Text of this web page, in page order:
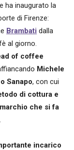
ha inaugurato la
di Firenze:
Brambati dalla
al giorno.
of coffee
Michele
Sanapo, con cui
di cottura e
che si fa
incarico